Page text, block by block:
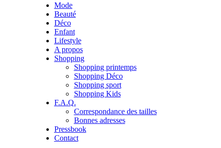
Mode
Beauté
Déco
Enfant
Lifestyle
A propos
Shopping
Shopping printemps
Shopping Déco
Shopping sport
Shopping Kids
F.A.Q.
Correspondance des tailles
Bonnes adresses
Pressbook
Contact